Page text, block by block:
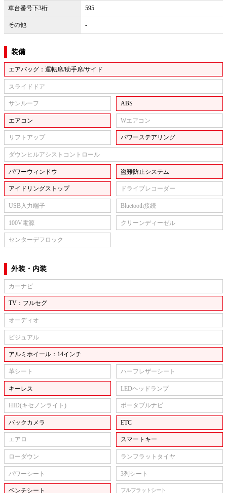
車台番号下3桁 595
その他 -
装備
エアバッグ：運転席/助手席/サイド
スライドドア
サンルーフ ABS
エアコン Wエアコン
リフトアップ パワーステアリング
ダウンヒルアシストコントロール
パワーウィンドウ 盗難防止システム
アイドリングストップ ドライブレコーダー
USB入力端子 Bluetooth接続
100V電源 クリーンディーゼル
センターデフロック
外装・内装
カーナビ
TV：フルセグ
オーディオ
ビジュアル
アルミホイール：14インチ
革シート ハーフレザーシート
キーレス LEDヘッドランプ
HID(キセノンライト) ポータブルナビ
バックカメラ ETC
エアロ スマートキー
ローダウン ランフラットタイヤ
パワーシート 3列シート
ベンチシート フルフラットシート